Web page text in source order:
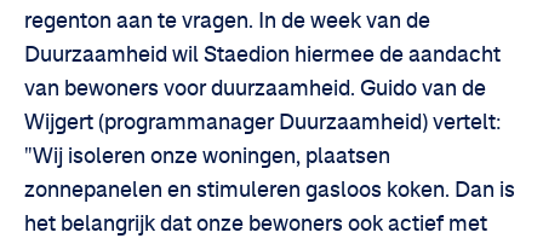
regenton aan te vragen. In de week van de
Duurzaamheid wil Staedion hiermee de aandacht
van bewoners voor duurzaamheid. Guido van de
Wijgert (programmanager Duurzaamheid) vertelt:
"Wij isoleren onze woningen, plaatsen
zonnepanelen en stimuleren gasloos koken. Dan is
het belangrijk dat onze bewoners ook actief met